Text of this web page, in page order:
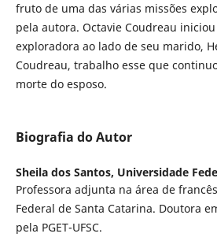
fruto de uma das várias missões
pela autora. Octavie Coudreau
exploradora ao lado de seu marido,
Coudreau, trabalho esse que
morte do esposo.
Biografia do Autor
Sheila dos Santos, Universidade
Professora adjunta na área de
Federal de Santa Catarina. Doutora
pela PGET-UFSC.